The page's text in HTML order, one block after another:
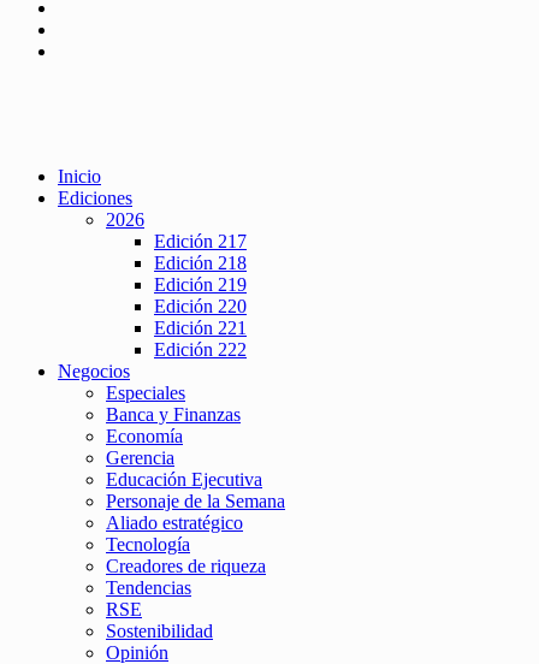
Inicio
Ediciones
2026
Edición 217
Edición 218
Edición 219
Edición 220
Edición 221
Edición 222
Negocios
Especiales
Banca y Finanzas
Economía
Gerencia
Educación Ejecutiva
Personaje de la Semana
Aliado estratégico
Tecnología
Creadores de riqueza
Tendencias
RSE
Sostenibilidad
Opinión